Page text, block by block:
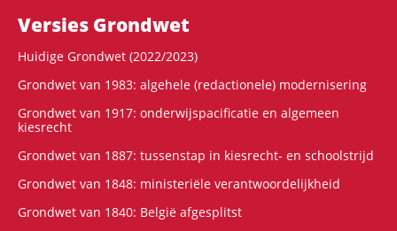
Versies Grondwet
Huidige Grondwet (2022/2023)
Grondwet van 1983: algehele (redactionele) modernisering
Grondwet van 1917: onderwijspacificatie en algemeen
kiesrecht
Grondwet van 1887: tussenstap in kiesrecht- en schoolstrijd
Grondwet van 1848: ministeriële verantwoordelijkheid
Grondwet van 1840: België afgesplitst